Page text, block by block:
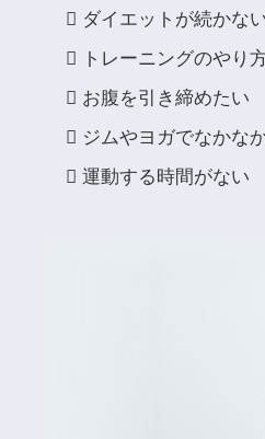
ダイエットが続かな
トレーニングのやり
お腹を引き締めたい
ジムやヨガでなかな
運動する時間がない